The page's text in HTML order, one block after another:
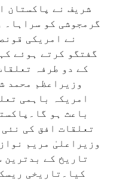
شریف نے پاکستان
گرمجوشی کو
نے امریکی
گفتگو کرتے ہوئے
کے دو طرفہ
وزیراعظم محمد
امریکہ باہمی
باعث ہو
تعلقات افق کی
وزیراعلیٰ مریم
تاریخ کے بدترین
کیا۔تاریخی